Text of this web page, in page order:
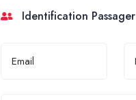
Identification Passager